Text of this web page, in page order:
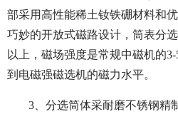
部采用高性能稀土钕铁硼材料和
巧妙的开放式磁路设计，筒表分
以上，磁场强度是常规中磁机的
到电磁强磁选机的磁力水平。
3、分选筒体采耐磨不锈钢精